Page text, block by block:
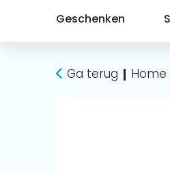
Geschenken
Ga terug Home